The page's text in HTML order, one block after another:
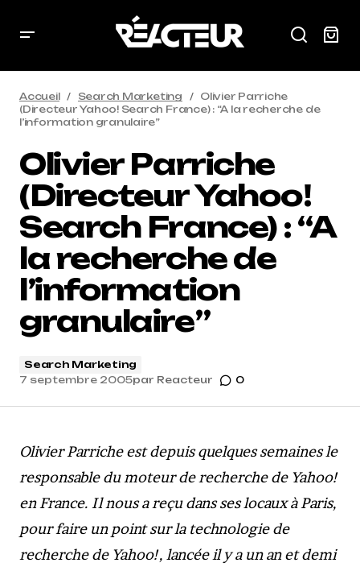
Accueil Search Marketing
Olivier Parriche
(Directeur Yahoo! Search France) : “A la recherche de
l’information granulaire”
Olivier Parriche
(Directeur Yahoo!
Search France) : “A
la recherche de
l’information
granulaire”
Search Marketing
7 septembre 2005par Reacteur 0
Olivier Parriche est depuis quelques semaines le
responsable du moteur de recherche de Yahoo!
en France. Il nous a reçu dans ses locaux à Paris,
pour faire un point sur la technologie de
recherche de Yahoo!, lancée il y a un an et demi